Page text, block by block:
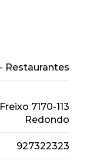
Restaurantes
7170-113
Redondo
927322323